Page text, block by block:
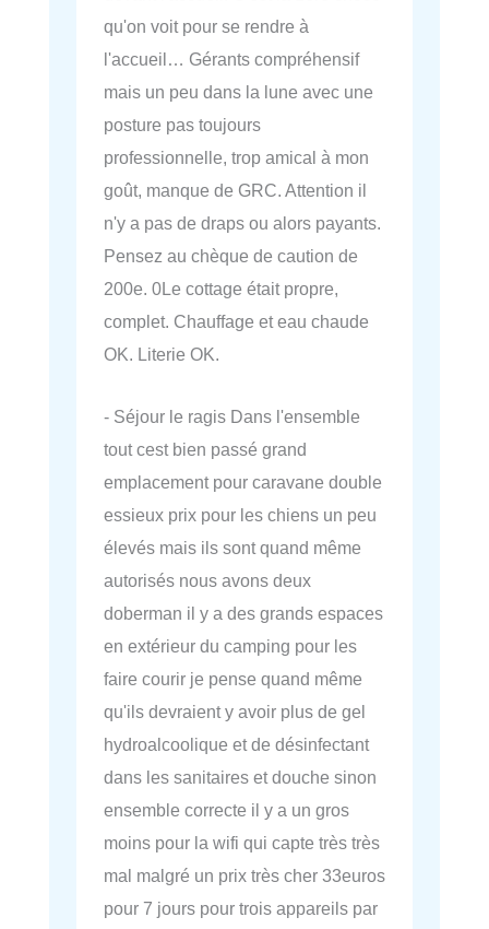
qu'on voit pour se rendre à
l'accueil… Gérants compréhensif
mais un peu dans la lune avec une
posture pas toujours
professionnelle, trop amical à mon
goût, manque de GRC. Attention il
n'y a pas de draps ou alors payants.
Pensez au chèque de caution de
200e. 0Le cottage était propre,
complet. Chauffage et eau chaude
OK. Literie OK.
- Séjour le ragis Dans l'ensemble
tout cest bien passé grand
emplacement pour caravane double
essieux prix pour les chiens un peu
élevés mais ils sont quand même
autorisés nous avons deux
doberman il y a des grands espaces
en extérieur du camping pour les
faire courir je pense quand même
qu'ils devraient y avoir plus de gel
hydroalcoolique et de désinfectant
dans les sanitaires et douche sinon
ensemble correcte il y a un gros
moins pour la wifi qui capte très très
mal malgré un prix très cher 33euros
pour 7 jours pour trois appareils par